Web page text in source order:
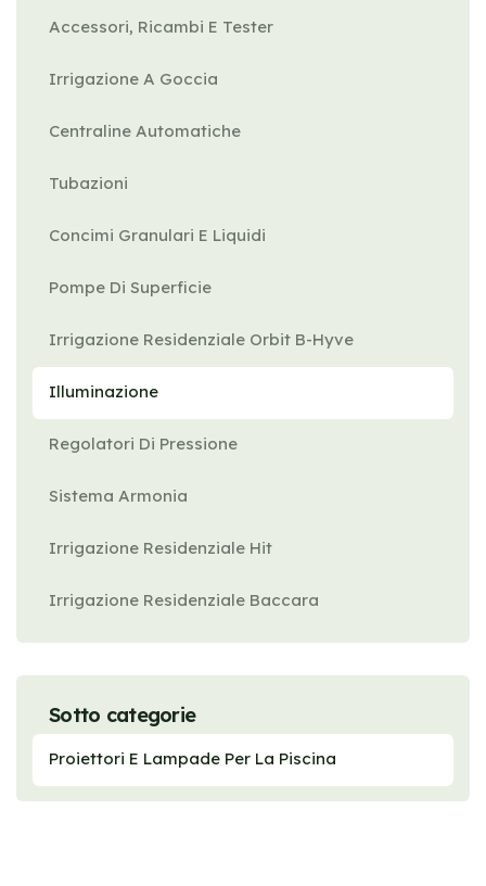
Accessori, Ricambi E Tester
Irrigazione A Goccia
Centraline Automatiche
Tubazioni
Concimi Granulari E Liquidi
Pompe Di Superficie
Irrigazione Residenziale Orbit B-Hyve
Illuminazione
Regolatori Di Pressione
Sistema Armonia
Irrigazione Residenziale Hit
Irrigazione Residenziale Baccara
Sotto categorie
Proiettori E Lampade Per La Piscina